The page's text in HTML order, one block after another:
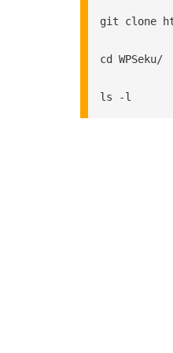
git clone
cd WPSeku/
ls -l